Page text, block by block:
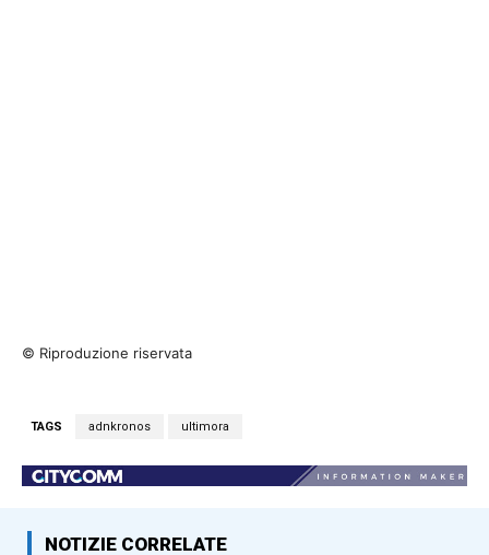
© Riproduzione riservata
TAGS adnkronos ultimora
NOTIZIE CORRELATE